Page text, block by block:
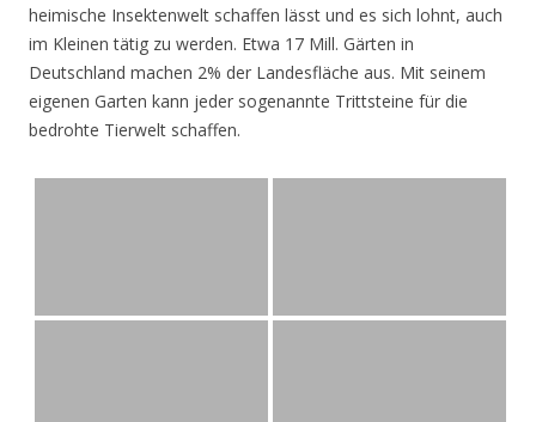
heimische Insektenwelt schaffen lässt und es sich lohnt, auch
im Kleinen tätig zu werden. Etwa 17 Mill. Gärten in
Deutschland machen 2% der Landesfläche aus. Mit seinem
eigenen Garten kann jeder sogenannte Trittsteine für die
bedrohte Tierwelt schaffen.